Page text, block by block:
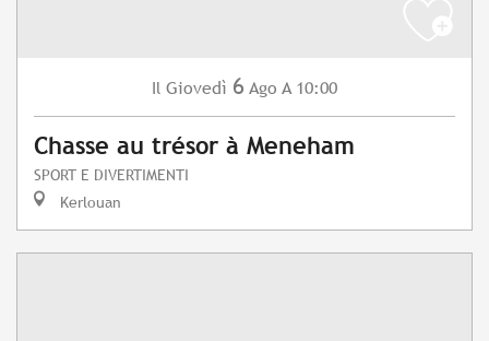
Il Giovedì 6 Ago A 10:00
Chasse au trésor à Meneham
SPORT E DIVERTIMENTI
Kerlouan